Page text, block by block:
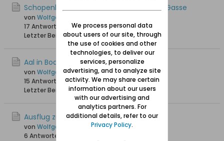
Schopenhauers Haus in der Heilig-Geist-Gasse
von Wolfgang
17 Antworten
31.707 Hits0 Likes
Letzter Beitrag30.10.2019, 16:50
Aal in Bodenwinkel
von Wolfgang
15 Antworten 27.905 Hits0 Likes
Letzter Beitrag29.08.2018, 21:28
Ausflug zum Gut Kronenhof
von Wolfgang
6 Antworten
We process personal data
about users of our site, through
the use of cookies and other
technologies, to deliver our
services, personalize
advertising, and to analyze site
activity. We may share certain
information about our users
with our advertising and
analytics partners. For
additional details, refer to our
Privacy Policy.